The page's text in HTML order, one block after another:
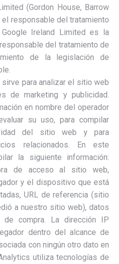
(Gordon House, Barrow
responsable del tratamiento
Ireland Limited es la
del tratamiento de
de la legislación de
para analizar el sitio web
de marketing y publicidad.
en nombre del operador
su uso, para compilar
del sitio web y para
relacionados. En este
la siguiente información:
de acceso al sitio web,
y el dispositivo que está
URL de referencia (sitio
a nuestro sitio web), datos
de compra. La dirección IP
dentro del alcance de
con ningún otro dato en
utiliza tecnologías de